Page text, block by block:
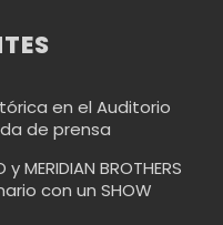
en el Auditorio
de prensa
MERIDIAN BROTHERS
con un SHOW